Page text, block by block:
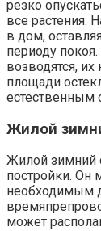
резко
все растения.
в дом,
периоду
возводятся,
площади
естественным
Жилой
Жилой зимний
постройки. Он
необходимым
может